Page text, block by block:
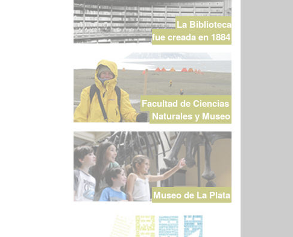
La Biblioteca
fue creada en 1884
Facultad de Ciencias
Naturales y Museo
Museo de La Plata